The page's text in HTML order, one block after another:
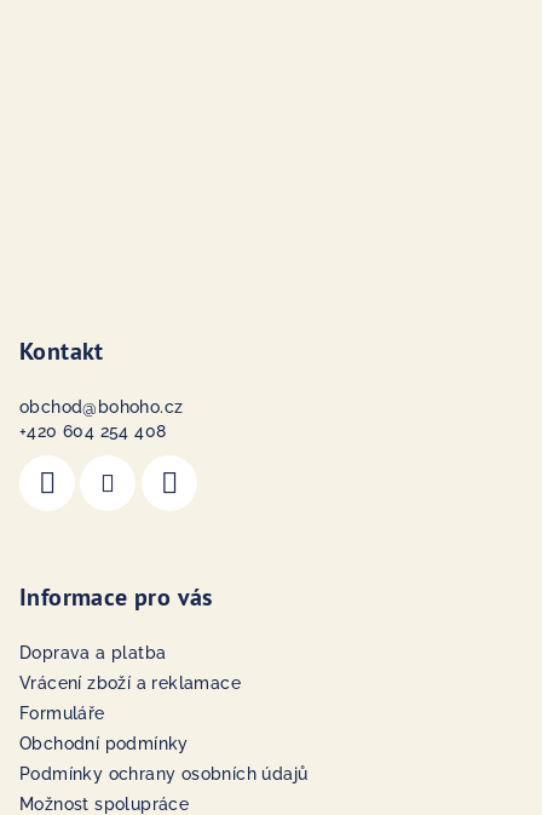
Kontakt
obchod@ bohoho.cz
+420 604 254 408
Informace pro vás
Doprava a platba
Vrácení zboží a reklamace
Formuláře
Obchodní podmínky
Podmínky ochrany osobních údajů
Možnost spolupráce